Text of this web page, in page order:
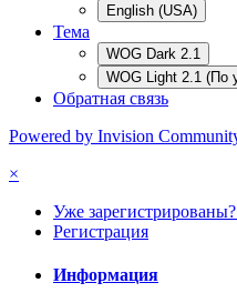
English (USA)
Тема
WOG Dark 2.1
WOG Light 2.1 (По
Обратная связь
Powered by Invision
×
Уже
Регистрация
Информация